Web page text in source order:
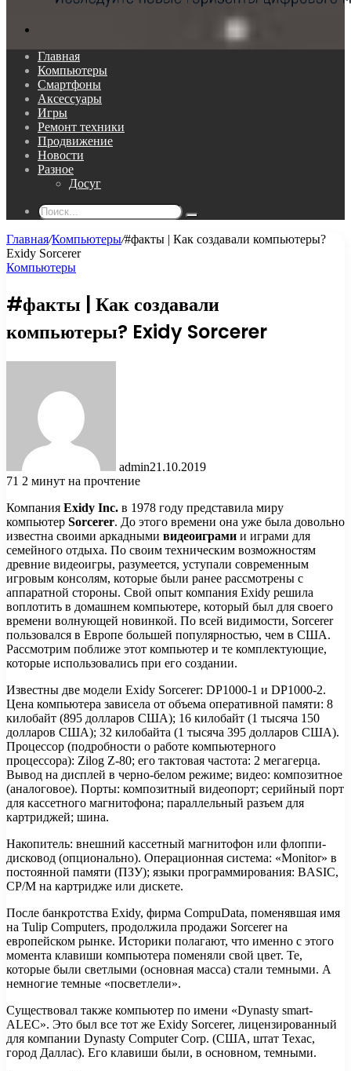
Главная
Компьютеры
Смартфоны
Аксессуары
Игры
Ремонт техники
Продвижение
Новости
Разное
Досуг
Поиск...
Главная/Компьютеры/#факты | Как создавали компьютеры?
Exidy Sorcerer
Компьютеры
#факты | Как создавали
компьютеры? Exidy Sorcerer
admin21.10.2019
71 2 минут на прочтение
Компания Exidy Inc. в 1978 году представила миру
компьютер Sorcerer. До этого времени она уже была довольно
известна своими аркадными видеоиграми и играми для
семейного отдыха. По своим техническим возможностям
древние видеоигры, разумеется, уступали современным
игровым консолям, которые были ранее рассмотрены с
аппаратной стороны. Свой опыт компания Exidy решила
воплотить в домашнем компьютере, который был для своего
времени волнующей новинкой. По всей видимости, Sorcerer
пользовался в Европе большей популярностью, чем в США.
Рассмотрим поближе этот компьютер и те комплектующие,
которые использовались при его создании.
Известны две модели Exidy Sorcerer: DP1000-1 и DP1000-2.
Цена компьютера зависела от объема оперативной памяти: 8
килобайт (895 долларов США); 16 килобайт (1 тысяча 150
долларов США); 32 килобайта (1 тысяча 395 долларов США).
Процессор (подробности о работе компьютерного
процессора): Zilog Z-80; его тактовая частота: 2 мегагерца.
Вывод на дисплей в черно-белом режиме; видео: композитное
(аналоговое). Порты: композитный видеопорт; серийный порт
для кассетного магнитофона; параллельный разъем для
картриджей; шина.
Накопитель: внешний кассетный магнитофон или флоппи-
дисковод (опционально). Операционная система: «Monitor» в
постоянной памяти (ПЗУ); языки программирования: BASIC,
CP/M на картридже или дискете.
После банкротства Exidy, фирма CompuData, поменявшая имя
на Tulip Computers, продолжила продажи Sorcerer на
европейском рынке. Историки полагают, что именно с этого
момента клавиши компьютера поменяли свой цвет. Те,
которые были светлыми (основная масса) стали темными. А
немногие темные «посветлели».
Существовал также компьютер по имени «Dynasty smart-
ALEC». Это был все тот же Exidy Sorcerer, лицензированный
для компании Dynasty Computer Corp. (США, штат Техас,
город Даллас). Его клавиши были, в основном, темными.